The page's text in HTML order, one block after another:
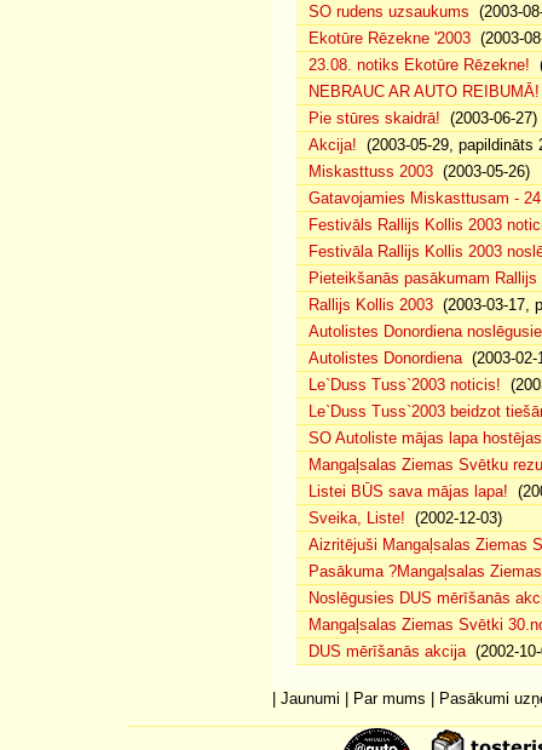
SO rudens uzsaukums (2003-
Ekotūre Rēzekne '2003 (2003-
23.08. notiks Ekotūre Rēzekne!
NEBRAUC AR AUTO REIBUMĀ!
Pie stūres skaidrā! (2003-06-27)
Akcija! (2003-05-29, papildināts
Miskasttuss 2003 (2003-05-26)
Gatavojamies Miskasttusam -
Festivāls Rallijs Kollis 2003
Festivāla Rallijs Kollis 2003
Pieteikšanās pasākumam
Rallijs Kollis 2003 (2003-03-17,
Autolistes Donordiena
Autolistes Donordiena(2003-02-
Le`Duss Tuss`2003 noticis!
Le`Duss Tuss`2003 beidzot
SO Autoliste mājas lapa
Mangaļsalas Ziemas Svētku
Listei BŪS sava mājas lapa!
Sveika, Liste! (2002-12-03)
Aizritējuši Mangaļsalas Ziemas
Pasākuma ?Mangaļsalas
Noslēgusies DUS mērīšanās
Mangaļsalas Ziemas Svētki
DUS mērīšanās akcija(2002-10-
Jaunumi Par mums Pasākumi